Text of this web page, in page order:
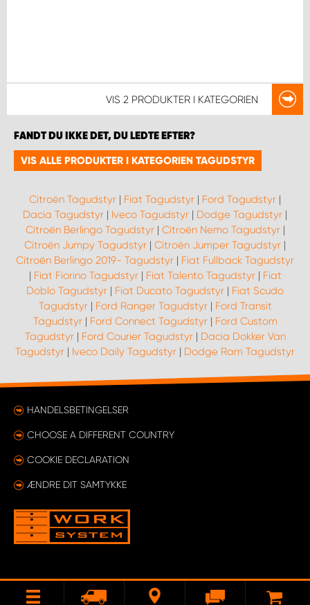
VIS 2 PRODUKTER I KATEGORIEN
FANDT DU IKKE DET, DU LEDTE EFTER?
VIS ALLE PRODUKTER I KATEGORIEN TAGUDSTYR
Citroën Tagudstyr | Fiat Tagudstyr | Ford Tagudstyr |
Dacia Tagudstyr | Iveco Tagudstyr | Dodge Tagudstyr |
Citroën Berlingo Tagudstyr| Citroën Nemo Tagudstyr|
Citroën Jumpy Tagudstyr | Citroën Jumper Tagudstyr |
Citroën Berlingo 2019- Tagudstyr | Fiat Fullback Tagudstyr
| Fiat Fiorino Tagudstyr| Fiat Talento Tagudstyr| Fiat
Doblo Tagudstyr | Fiat Ducato Tagudstyr | Fiat Scudo
Tagudstyr| Ford Ranger Tagudstyr| Ford Transit
Tagudstyr| Ford Connect Tagudstyr| Ford Custom
Tagudstyr| Ford Courier Tagudstyr| Dacia Dokker Van
Tagudstyr | Iveco Daily Tagudstyr | Dodge Ram Tagudstyr
HANDELSBETINGELSER
CHOOSE A DIFFERENT COUNTRY
COOKIE DECLARATION
ÆNDRE DIT SAMTYKKE